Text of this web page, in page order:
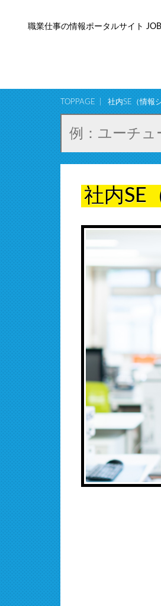
職業仕事の情報ポータルサイト
TOPPAGE 社内SE（情報
社内SE